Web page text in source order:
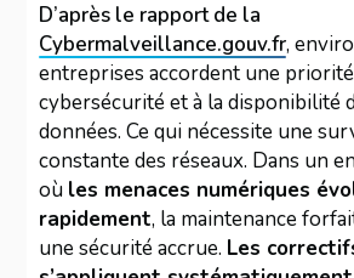
D’après le rapport de la
Cybermalveillance.gouv.fr,
entreprises accordent une
cybersécurité et à la disponibilité
données. Ce qui nécessite une
constante des réseaux. Dans un
où les menaces numériques
rapidement, la maintenance
une sécurité accrue. Les